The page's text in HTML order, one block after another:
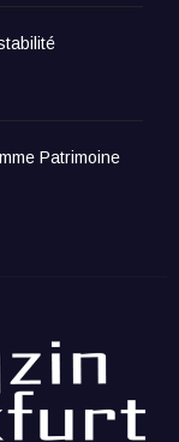
Patrimoine